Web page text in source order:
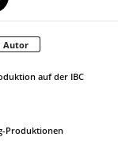
Autor
auf der IBC
Produktionen